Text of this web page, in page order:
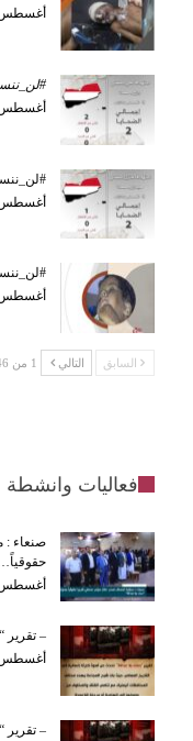
أغسطس 8,
أغسطس 8,
أغسطس 8,
أغسطس 8,
السابق التالي 1 من 3٬046
فعاليات وانشطة
صنعاء :
حقوقياً…
أغسطس 8,
– تقرير
أغسطس 8,
– تقرير